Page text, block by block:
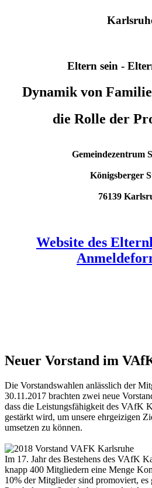
Eltern sein -
Dynamik von
die Rolle der
Gemeindezentrum
Königsberger
76139
Website des
Neuer Vorstand im
Die Vorstandswahlen anlässlich der
30.11.2017 brachten zwei neue
dass die Leistungsfähigkeit des VAfK
gestärkt wird, um unsere ehrgeizigen
umsetzen zu können.
Im 17. Jahr des Bestehens des VAfK
knapp 400 Mitgliedern eine Menge
10% der Mitglieder sind promoviert,